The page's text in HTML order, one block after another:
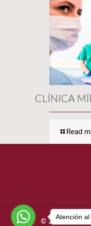
CLÍNICA
Read
© 2021 UMIF |
Atención